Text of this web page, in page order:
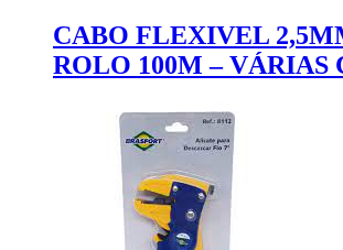
CABO FLEXIVEL
ROLO 100M – VÁRIAS